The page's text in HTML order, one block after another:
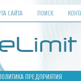
САЙТА ПОИСК
ПРЕДПРИЯТИЯ